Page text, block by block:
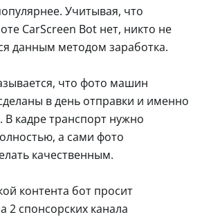
Учитывая, что
CarScreen Bot нет, никто не
данным методом заработка.
что фото машин
в день отправки и именно
В кадре транспорт нужно
а сами фото
качественным.
контента бот просит
2 спонсорских канала